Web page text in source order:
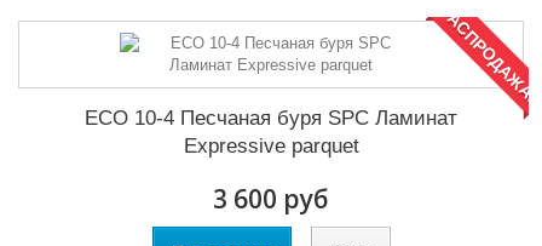
РАСПРОДАЖА!
ECO 10-4 Песчаная буря SPC Ламинат
Expressive parquet
3 600 руб